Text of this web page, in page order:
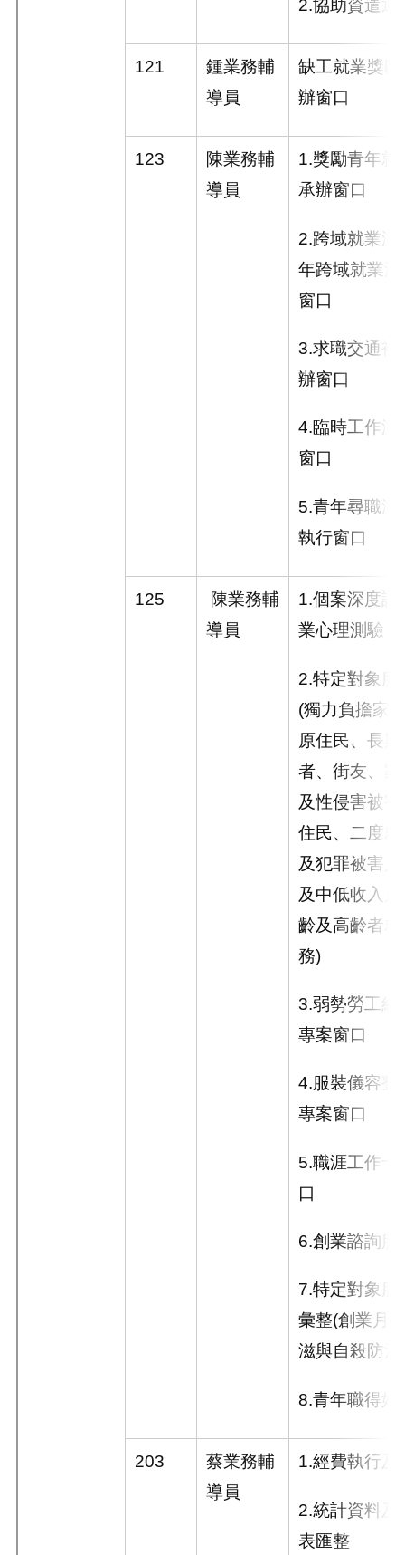
2.協助資遣通
121
鍾業務輔
導員
缺工就業獎
辦窗口
123
陳業務輔
導員
1.獎勵青年就
承辦窗口
2.跨域就業津
年跨域就業
窗口
3.求職交通補
辦窗口
4.臨時工作津
窗口
5.青年尋職津
執行窗口
125
陳業務輔
導員
1.個案深度諮
業心理測驗
2.特定對象服
(獨力負擔家
原住民、長
者、街友、
及性侵害被
住民、二度
及犯罪被害
及中低收入
齡及高齡者
務)
3.弱勢勞工經
專案窗口
4.服裝儀容整
專案窗口
5.職涯工作卡
口
6.創業諮詢服
7.特定對象服
彙整(創業月
滋與自殺防治
8.青年職得好
203
蔡業務輔
導員
1.經費執行及
2.統計資料及
表匯整